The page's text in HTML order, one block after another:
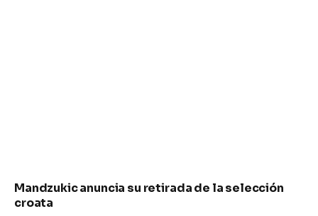
Mandzukic anuncia su retirada de la selección
croata